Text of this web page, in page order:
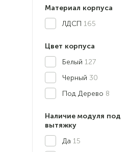
Материал корпуса
ЛДСП 165
Цвет корпуса
Белый 127
Черный 30
Под Дерево 8
Наличие модуля под
вытяжку
Да 15